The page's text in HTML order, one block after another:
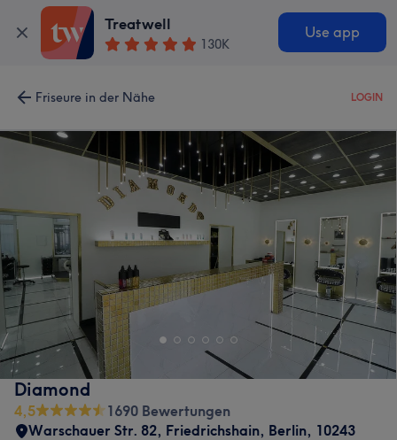
Treatwell
130K
Use app
Friseure in der Nähe LOGIN
Diamond
4,5
1690 Bewertungen
Warschauer Str. 82, Friedrichshain, Berlin, 10243